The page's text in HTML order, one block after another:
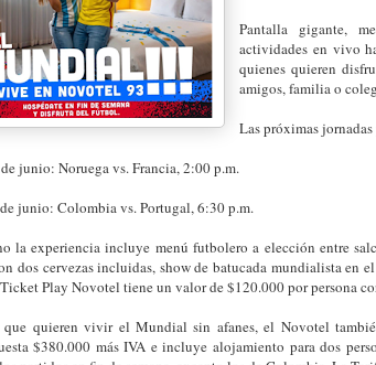
Pantalla gigante,
actividades en vivo
quienes quieren
amigos, familia o
Las próximas
junio: Noruega vs. Francia, 2:00 p.m.
junio: Colombia vs. Portugal, 6:30 p.m.
la experiencia incluye menú futbolero a elección entre
dos cervezas incluidas, show de batucada mundialista en
Play Novotel tiene un valor de $120.000 por persona
quieren vivir el Mundial sin afanes, el Novotel
$380.000 más IVA e incluye alojamiento para dos